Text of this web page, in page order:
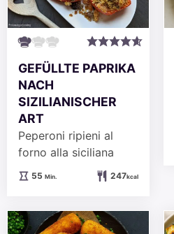
GEFÜLLTE PAPRIKA
NACH
SIZILIANISCHER
ART
Peperoni ripieni al
forno alla siciliana
55Minuten
Min. 247kcal